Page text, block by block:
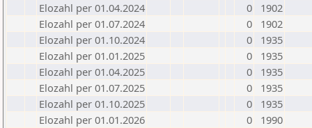
Elozahl per 01.04.2024
0
1902
Elozahl per 01.07.2024
0
1902
Elozahl per 01.10.2024
0
1935
Elozahl per 01.01.2025
0
1935
Elozahl per 01.04.2025
0
1935
Elozahl per 01.07.2025
0
1935
Elozahl per 01.10.2025
0
1935
Elozahl per 01.01.2026
0
1990